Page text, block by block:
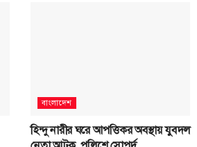
বাংলাদেশ
হিন্দু নারীর ঘরে আপত্তিকর অবস্থায় যুবদল